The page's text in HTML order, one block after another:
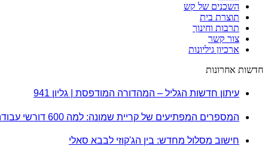
השכנים של קש
תוצרת בית
תרבות וחינוך
צור קשר
ארכיון גיליונות
חדשות אחרונות
עיתון חדשות הגליל – המהדורה המודפסת | גליון 941
המספרים המפתיעים של קריית שמונה: למה 600 דורשי עבודה הם לא מה שחשבתם?
חישוב מסלול מחדש: בין הג'קוזי לבבא סאלי